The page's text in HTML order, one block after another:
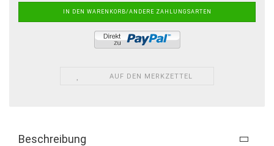
AUF DEN MERKZETTEL
Beschreibung